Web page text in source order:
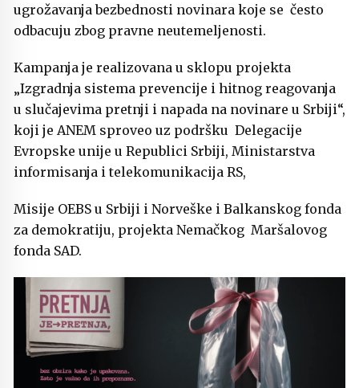
ugrožavanja bezbednosti novinara koje se često
odbacuju zbog pravne neutemeljenosti.
Kampanja je realizovana u sklopu projekta
„Izgradnja sistema prevencije i hitnog reagovanja
u slučajevima pretnji i napada na novinare u Srbiji“,
koji je ANEM sproveo uz podršku Delegacije
Evropske unije u Republici Srbiji, Ministarstva
informisanja i telekomunikacija RS,
Misije OEBS u Srbiji i Norveške i Balkanskog fonda
za demokratiju, projekta Nemačkog Maršalovog
fonda SAD.